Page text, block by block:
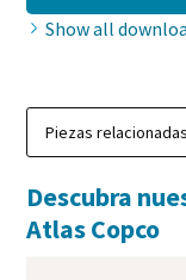
Show all
Descubra
Atlas Copco